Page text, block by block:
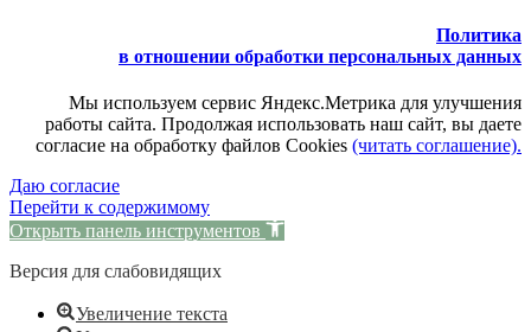
Политика
в отношении обработки персональных данных
Мы используем сервис Яндекс.Метрика для улучшения
работы сайта. Продолжая использовать наш сайт, вы даете
согласие на обработку файлов Cookies (читать соглашение).
Даю согласие
Перейти к содержимому
Открыть панель инструментов
Версия для слабовидящих
Увеличение текста